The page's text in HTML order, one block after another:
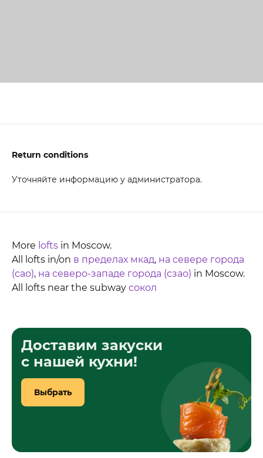
Return conditions
Уточняйте информацию у администратора.
More lofts in Moscow.
All lofts in/on в пределах мкад, на севере города
(сао), на северо-западе города (сзао) in Moscow.
All lofts near the subway сокол
Доставим закуски
с нашей кухни!
Выбрать